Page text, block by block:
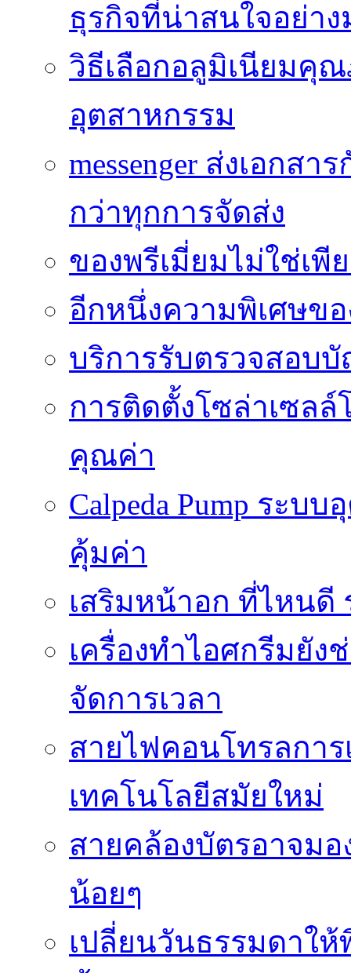
ธุรกิจที่น่าสนใจอย่าง
วิธีเลือกอลูมิเนียมคุ
อุตสาหกรรม
messenger ส่งเอกส
กว่าทุกการจัดส่ง
ของพรีเมี่ยมไม่ใช่เพี
อีกหนึ่งความพิเศษข
บริการรับตรวจสอบ
การติดตั้งโซล่าเซลล์
คุณค่า
Calpeda Pump ระบ
คุ้มค่า
เสริมหน้าอก ที่ไหนดี
เครื่องทำไอศกรีมยัง
จัดการเวลา
สายไฟคอนโทรลกา
เทคโนโลยีสมัยใหม่
สายคล้องบัตรอาจมอ
น้อยๆ
เปลี่ยนวันธรรมดาใ